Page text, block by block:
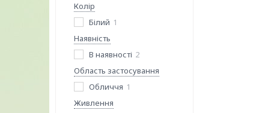
Колір
Білий 1
Наявність
В наявності 2
Область застосування
Обличчя 1
Живлення